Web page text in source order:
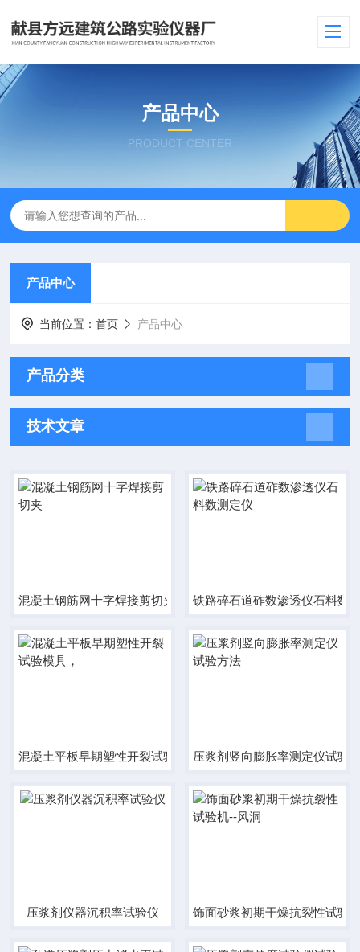
产品中心
PRODUCT CENTER
产品中心
当前位置：首页 产品中心
产品分类
技术文章
混凝土钢筋网十字焊接剪切夹 铁路碎石道砟数渗透仪石料数
混凝土平板早期塑性开裂试验模具，压浆剂竖向膨胀率测定仪试验
压浆剂仪器沉积率试验仪 饰面砂浆初期干燥抗裂性试验